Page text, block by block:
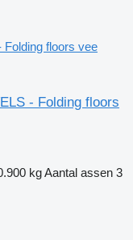
Folding floors vee
- Folding floors
kgAantal assen 3